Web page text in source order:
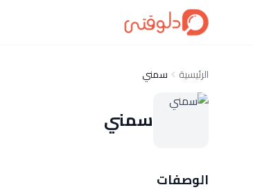
الرئيسية سمني
سمني
الوصفات